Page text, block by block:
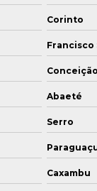
Corinto
Francisco
Abaeté
Serro
Caxambu